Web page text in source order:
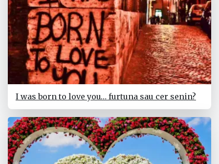
I was born to love you… furtuna sau cer senin?